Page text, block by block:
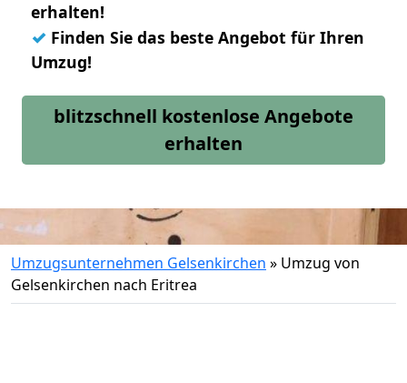
erhalten!
✓ Finden Sie das beste Angebot für Ihren
Umzug!
blitzschnell kostenlose Angebote
erhalten
Umzugsunternehmen Gelsenkirchen » Umzug von
Gelsenkirchen nach Eritrea